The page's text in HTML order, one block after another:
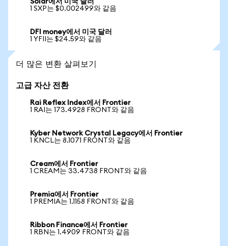
Solar에서 미국 달러
1 SXP는 $0.002499와 같음
DFI money에서 미국 달러
1 YFII는 $24.59와 같음
더 많은 변환 살펴보기
고급 자산 전환
Rai Reflex Index에서 Frontier
1 RAI는 173.4928 FRONT와 같음
Kyber Network Crystal Legacy에서 Frontier
1 KNCL는 8.1071 FRONT와 같음
Cream에서 Frontier
1 CREAM는 33.4738 FRONT와 같음
Premia에서 Frontier
1 PREMIA는 1.1158 FRONT와 같음
Ribbon Finance에서 Frontier
1 RBN는 1.4909 FRONT와 같음